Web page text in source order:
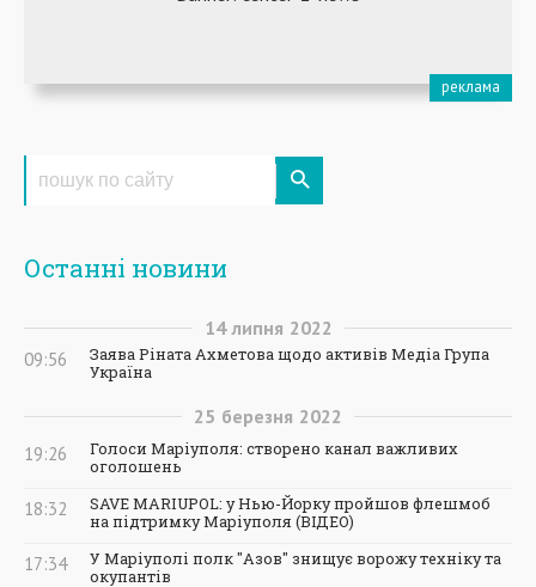
Останні новини
14 липня 2022
09:56
Заява Ріната Ахметова щодо активів Медіа Група
Україна
25 березня 2022
19:26
Голоси Маріуполя: створено канал важливих
оголошень
18:32
SAVE MARIUPOL: у Нью-Йорку пройшов флешмоб
на підтримку Маріуполя (ВІДЕО)
17:34
У Маріуполі полк "Азов" знищує ворожу техніку та
окупантів